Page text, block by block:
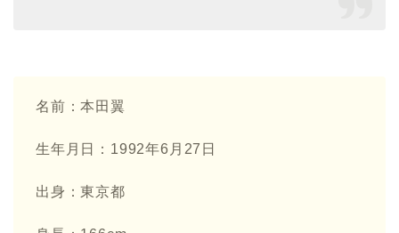
名前：本田翼
生年月日：1992年6月27日
出身：東京都